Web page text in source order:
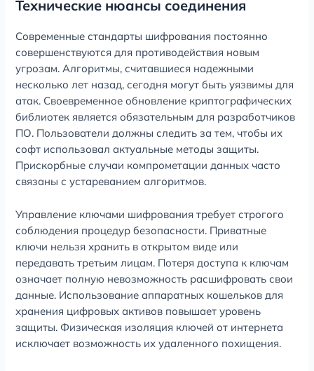
Технические нюансы соединения
Современные стандарты шифрования постоянно
совершенствуются для противодействия новым
угрозам. Алгоритмы, считавшиеся надежными
несколько лет назад, сегодня могут быть уязвимы для
атак. Своевременное обновление криптографических
библиотек является обязательным для разработчиков
ПО. Пользователи должны следить за тем, чтобы их
софт использовал актуальные методы защиты.
Прискорбные случаи компрометации данных часто
связаны с устареванием алгоритмов.
Управление ключами шифрования требует строгого
соблюдения процедур безопасности. Приватные
ключи нельзя хранить в открытом виде или
передавать третьим лицам. Потеря доступа к ключам
означает полную невозможность расшифровать свои
данные. Использование аппаратных кошельков для
хранения цифровых активов повышает уровень
защиты. Физическая изоляция ключей от интернета
исключает возможность их удаленного похищения.